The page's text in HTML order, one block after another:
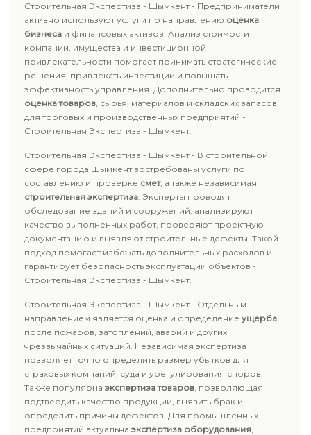
Строительная Экспертиза - Шымкент - Предприниматели
активно используют услуги по направлению оценка
бизнеса и финансовых активов. Анализ стоимости
компании, имущества и инвестиционной
привлекательности помогает принимать стратегические
решения, привлекать инвестиции и повышать
эффективность управления. Дополнительно проводится
оценка товаров, сырья, материалов и складских запасов
для торговых и производственных предприятий -
Строительная Экспертиза - Шымкент.
Строительная Экспертиза - Шымкент - В строительной
сфере города Шымкент востребованы услуги по
составлению и проверке смет, а также независимая
строительная экспертиза. Эксперты проводят
обследование зданий и сооружений, анализируют
качество выполненных работ, проверяют проектную
документацию и выявляют строительные дефекты. Такой
подход помогает избежать дополнительных расходов и
гарантирует безопасность эксплуатации объектов -
Строительная Экспертиза - Шымкент.
Строительная Экспертиза - Шымкент - Отдельным
направлением является оценка и определение ущерба
после пожаров, затоплений, аварий и других
чрезвычайных ситуаций. Независимая экспертиза
позволяет точно определить размер убытков для
страховых компаний, суда и урегулирования споров.
Также популярна экспертиза товаров, позволяющая
подтвердить качество продукции, выявить брак и
определить причины дефектов. Для промышленных
предприятий актуальна экспертиза оборудования,